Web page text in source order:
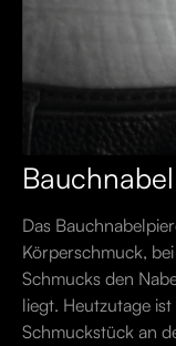
Das
Körperschmuck,
Schmucks den
liegt. Heutzutage
Schmuckstück an